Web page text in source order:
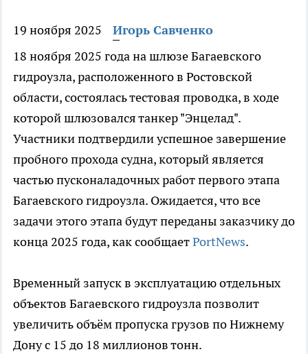
19 ноября 2025
Игорь Савченко
18 ноября 2025 года на шлюзе Багаевского
гидроузла, расположенного в Ростовской
области, состоялась тестовая проводка, в ходе
которой шлюзовался танкер "Энцелад".
Участники подтвердили успешное завершение
пробного прохода судна, который является
частью пусконаладочных работ первого этапа
Багаевского гидроузла. Ожидается, что все
задачи этого этапа будут переданы заказчику до
конца 2025 года, как сообщаетPortNews.
Временный запуск в эксплуатацию отдельных
объектов Багаевского гидроузла позволит
увеличить объём пропуска грузов по Нижнему
Дону с 15 до 18 миллионов тонн.